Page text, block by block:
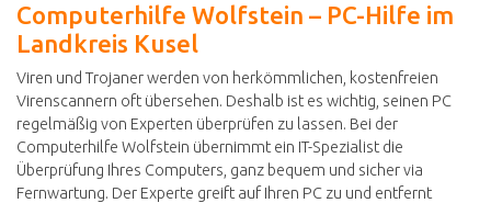
Computerhilfe Wolfstein – PC-Hilfe im
Landkreis Kusel
Viren und Trojaner werden von herkömmlichen, kostenfreien
Virenscannern oft übersehen. Deshalb ist es wichtig, seinen PC
regelmäßig von Experten überprüfen zu lassen. Bei der
Computerhilfe Wolfstein übernimmt ein IT-Spezialist die
Überprüfung Ihres Computers, ganz bequem und sicher via
Fernwartung. Der Experte greift auf Ihren PC zu und entfernt